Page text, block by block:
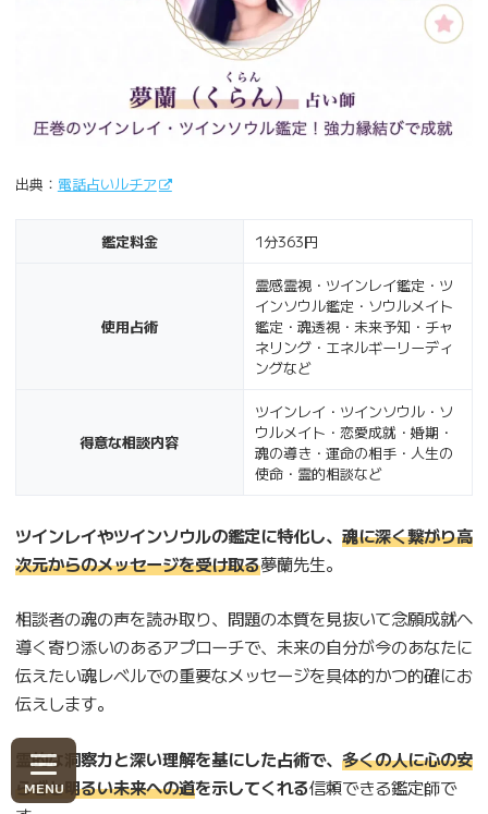
出典： 電話占いルチア
鑑定料金 1分363円
使用占術
霊感霊視・ツインレイ鑑定・ツ
インソウル鑑定・ソウルメイト
鑑定・魂透視・未来予知・チャ
ネリング・エネルギーリーディ
ングなど
得意な相談内容
ツインレイ・ツインソウル・ソ
ウルメイト・恋愛成就・婚期・
魂の導き・運命の相手・人生の
使命・霊的相談など
ツインレイやツインソウルの鑑定に特化し、 魂に深く繋がり高
次元からのメッセージを受け取る夢蘭先生。
相談者の魂の声を読み取り、問題の本質を見抜いて念願成就へ
導く寄り添いのあるアプローチで、未来の自分が今のあなたに
伝えたい魂レベルでの重要なメッセージを具体的かつ的確にお
伝えします。
霊的な洞察力と深い理解を基にした占術で、 多くの人に心の安
らぎと明るい未来への道を示してくれる信頼できる鑑定師で